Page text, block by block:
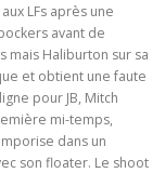
LFs après une
avant de
mais Haliburton sur sa
et obtient une faute
pour JB, Mitch
mi-temps,
dans un
son floater. Le shoot